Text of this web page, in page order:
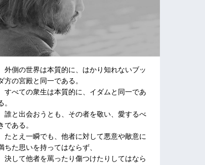
外側の世界は本質的に、はかり知れないブッ
方の宮殿と同一である。
すべての衆生は本質的に、イダムと同一であ
。
誰と出会おうとも、その者を敬い、愛するべ
である。
たとえ一瞬でも、他者に対して悪意や敵意に
ちた思いを持ってはならず、
決して他者を罵ったり傷つけたりしてはなら